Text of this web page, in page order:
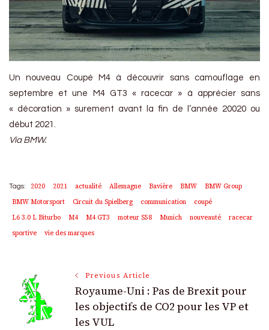
Un nouveau Coupé M4 à découvrir sans camouflage en
septembre et une M4 GT3 « racecar » à apprécier sans
« décoration » surement avant la fin de l’année 20020 ou
début 2021.
Via BMW.
Tags: 2020 2021 actualité Allemagne Bavière BMW
BMW Group
BMW Motorsport
Circuit du Spielberg communication
coupé
L6 3.0 L Biturbo
M4 M4 GT3 moteur S58 Munich nouveauté
racecar
sportive
vie des marques
Post
Navigation
Previous Article
Royaume-Uni : Pas de Brexit pour
les objectifs de CO2 pour les VP et
les VUL